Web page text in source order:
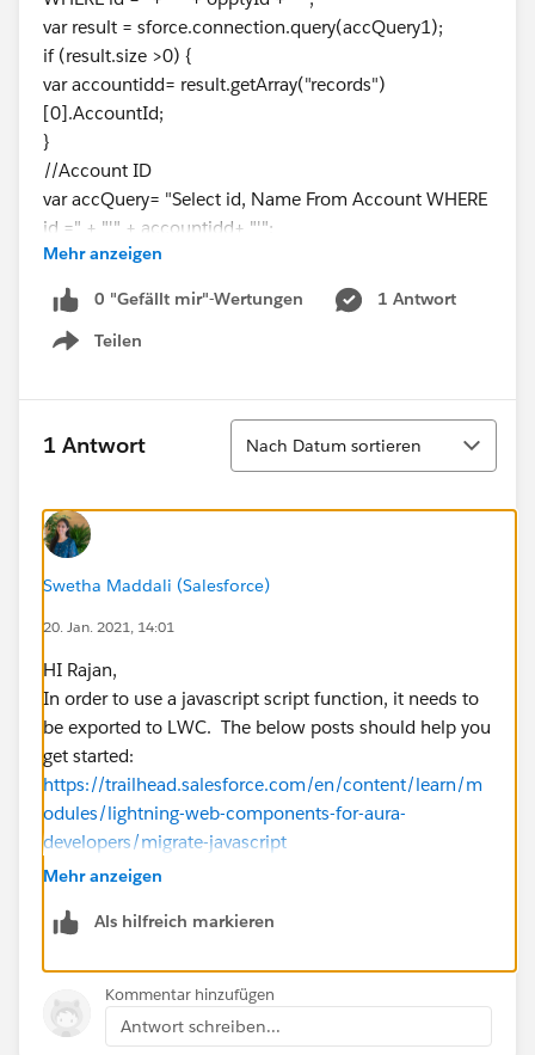
var result = sforce.connection.query(accQuery1);
if (result.size >0) {
var accountidd= result.getArray("records")
[0].AccountId;
}
//Account ID
var accQuery= "Select id, Name From Account WHERE
id =" + "'" + accountidd+ "'";
var result = sforce.connection.query(accQuery);
if (result.size >0) {
var accountName= result.getArray("records")
[0].Name;
accountName = escape(accountName);
var url = "/a0B/e?retURL=%2F%2F"+ opptyId +
"&RecordType=01230000000qwzF&ent=
ntName+"&CF00N300000067phG_lkid="+accountidd
+ "&CF00N300000067piH="+opptyName +
"&CF00N300000067piH_lkid="+opptyId+"
&CF00N300000067piD_lkid="+ownerId
+"&CF00N300000067piD="+ owner+
"&retURL=/"+opptyId+"&00N30000008ROOI="+dbaN
ame;
top.location.replace(url) ;
Mehr anzeigen
0 "Gefällt mir"-Wertungen
1 Antwort
Teilen
Show menu
1 Antwort
Sortieren
Nach Datum sortieren
Swetha Maddali (Salesforce)
20. Jan. 2021, 14:01
HI Rajan,
In order to use a javascript script function, it needs to
be exported to LWC. The below posts should help you
get started:
https://trailhead.salesforce.com/en/content/learn/m
odules/lightning-web-components-for-aura-
developers/migrate-javascript
https://developer.salesforce.com/docs/component-
https://salesforce.stackexchange.com/questions/317
If this information helps, please mark the answer as
best.Thank you
Mehr anzeigen
Als hilfreich markieren
Kommentar hinzufügen
Antwort schreiben...